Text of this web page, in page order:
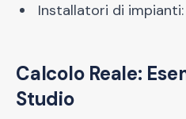
Installatori di impianti:
Calcolo Reale:
Studio